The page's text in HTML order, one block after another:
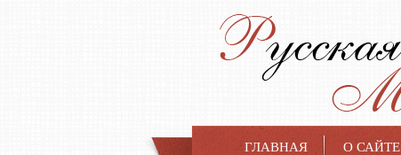
ГЛАВНАЯ О САЙТЕ